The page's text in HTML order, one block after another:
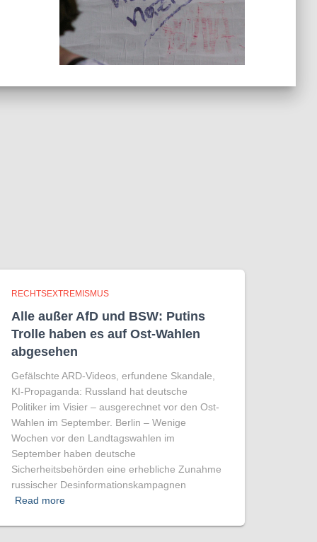
RECHTSEXTREMISMUS
Alle außer AfD und BSW: Putins
Trolle haben es auf Ost-Wahlen
abgesehen
Gefälschte ARD-Videos, erfundene Skandale,
KI-Propaganda: Russland hat deutsche
Politiker im Visier – ausgerechnet vor den Ost-
Wahlen im September. Berlin – Wenige
Wochen vor den Landtagswahlen im
September haben deutsche
Sicherheitsbehörden eine erhebliche Zunahme
russischer Desinformationskampagnen
Read more